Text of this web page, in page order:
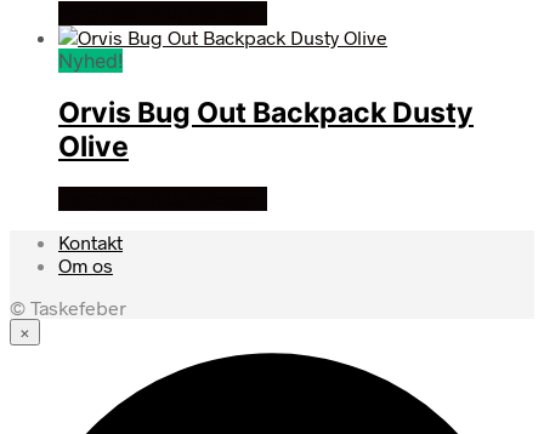
Nyhed!
Orvis Bug Out Backpack Dusty
Olive
Kontakt
Om os
© Taskefeber
×